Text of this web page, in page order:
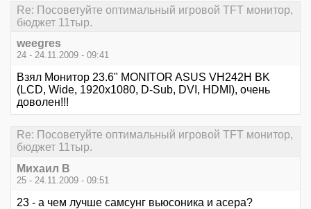
Re: Посоветуйте оптимальный игровой TFT монитор,
бюджет 11тыр.
weegres
24 - 24.11.2009 - 09:41
Взял Монитор 23.6" MONITOR ASUS VH242H BK
(LCD, Wide, 1920x1080, D-Sub, DVI, HDMI), очень
доволен!!!
Re: Посоветуйте оптимальный игровой TFT монитор,
бюджет 11тыр.
Михаил В
25 - 24.11.2009 - 09:51
23 - а чем лучше самсунг вьюсоника и асера?